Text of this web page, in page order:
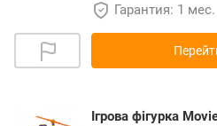
Гарантия: 1 мес.
Ігрова фігурка